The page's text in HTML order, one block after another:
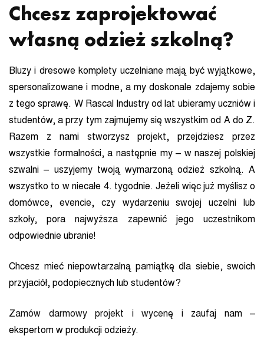
Chcesz zaprojektować
własną odzież szkolną?
Bluzy i dresowe komplety uczelniane mają być wyjątkowe,
spersonalizowane i modne, a my doskonale zdajemy sobie
z tego sprawę. W Rascal Industry od lat ubieramy uczniów i
studentów, a przy tym zajmujemy się wszystkim od A do Z.
Razem z nami stworzysz projekt, przejdziesz przez
wszystkie formalności, a następnie my – w naszej polskiej
szwalni – uszyjemy twoją wymarzoną odzież szkolną. A
wszystko to w niecałe 4. tygodnie. Jeżeli więc już myślisz o
domówce, evencie, czy wydarzeniu swojej uczelni lub
szkoły, pora najwyższa zapewnić jego uczestnikom
odpowiednie ubranie!
Chcesz mieć niepowtarzalną pamiątkę dla siebie, swoich
przyjaciół, podopiecznych lub studentów?
Zamów darmowy projekt i wycenę i zaufaj nam –
ekspertom w produkcji odzieży.